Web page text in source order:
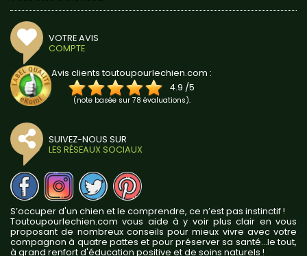
VOTRE AVIS
COMPTE
Avis clients toutoupourlechien.com :
4.9 /5
(note basée sur 78 évaluations).
SUIVEZ-NOUS SUR
LES RÉSEAUX SOCIAUX
S’occuper d'un chien et le comprendre, ce n’est pas instinctif !
Toutoupourlechien.com vous aide à y voir plus clair en vous
proposant de nombreux conseils pour mieux vivre avec votre
compagnon à quatre pattes et pour préserver sa santé...le tout,
à grand renfort d'éducation positive et de soins naturels !